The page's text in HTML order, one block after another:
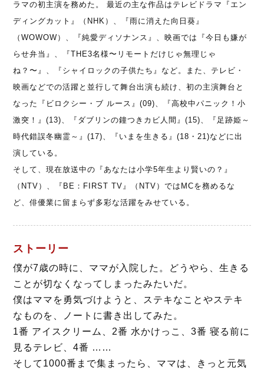
ラマの初主演を務めた。 最近の主な作品はテレビドラマ『エン
ディングカット』（NHK）、『雨に消えた向日葵』
（WOWOW）、『純愛ディソナンス』、映画では『今日も嫌が
らせ弁当』、『THE3名様〜リモートだけじゃ無理じゃ
ね？〜』、『シャイロックの子供たち』など。また、テレビ・
映画などでの活躍と並行して舞台出演も続け、初の主演舞台と
なった『ビロクシー・ブ ルース』(09)、『高校中パニック！小
激突！』(13)、『ダブリンの鐘つきカビ人間』(15)、『足跡姫～
時代錯誤冬幽霊～』(17)、『いまを生きる』(18・21)などに出
演している。
そして、現在放送中の『あなたは小学5年生より賢いの？』
（NTV）、『BE：FIRST TV』（NTV）ではMCを務めるな
ど、俳優業に留まらず多彩な活躍をみせている。
ストーリー
僕が7歳の時に、ママが入院した。どうやら、生きる
ことが切なくなってしまったみたいだ。
僕はママを勇気づけようと、ステキなことやステキ
なものを、ノートに書き出してみた。
1番 アイスクリーム、2番 水かけっこ、3番 寝る前に
見るテレビ、4番 ……
そして1000番まで集まったら、ママは、きっと元気